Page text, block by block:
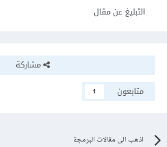
التبليغ عن مقال
مشاركة
متابعون
1
اذهب الى مقالات البرمجة